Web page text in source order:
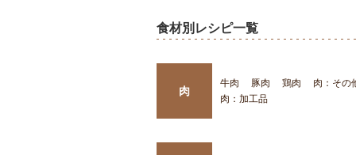
食材別レシピ一覧
肉
牛肉 豚肉 鶏肉
肉：その
肉：加工品